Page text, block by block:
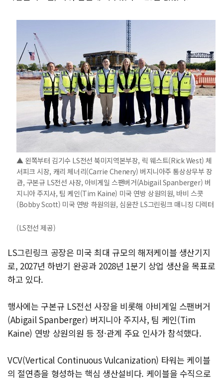
▲ 왼쪽부터 김기수 LS전선 북미지역본부장, 릭 웨스트(Rick West) 체
서피크 시장, 캐리 체너리(Carrie Chenery) 버지니아주 통상상무부 장
관, 구본규 LS전선 사장, 아비게일 스팬버거(Abigail Spanberger) 버
지니아 주지사, 팀 케인(Tim Kaine) 미국 연방 상원의원, 바비 스콧
(Bobby Scott) 미국 연방 하원의원, 심윤찬 LS그린링크 매니징 디렉터
(LS전선 제공)
LS그린링크 공장은 미국 최대 규모의 해저케이블 생산기지
로, 2027년 하반기 완공과 2028년 1분기 상업 생산을 목표로
하고 있다.
행사에는 구본규 LS전선 사장을 비롯해 아비게일 스팬버거
(Abigail Spanberger) 버지니아 주지사, 팀 케인(Tim
Kaine) 연방 상원의원 등 정·관계 주요 인사가 참석했다.
VCV(Vertical Continuous Vulcanization) 타워는 케이블
의 절연층을 형성하는 핵심 생산설비다. 케이블을 수직으로